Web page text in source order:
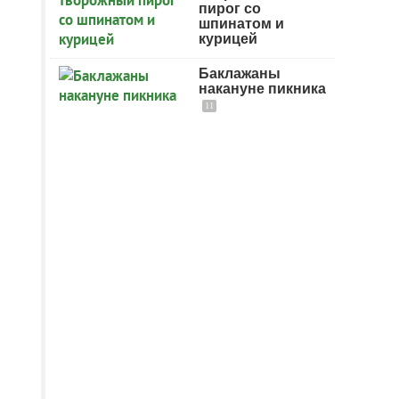
пирог со
шпинатом и
курицей
Баклажаны
накануне пикника
11